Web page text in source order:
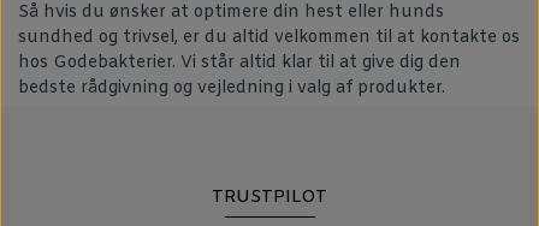
Så hvis du ønsker at optimere din hest eller hunds
sundhed og trivsel, er du altid velkommen til at kontakte os
hos Godebakterier. Vi står altid klar til at give dig den
bedste rådgivning og vejledning i valg af produkter.
TRUSTPILOT